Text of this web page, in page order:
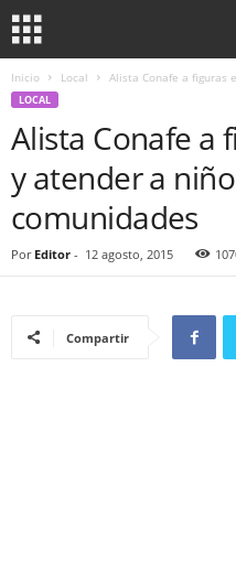
Inicio Local Alista Conafe a figuras
LOCAL
Alista Conafe a
y atender a
comunidades
Por Editor - 12 agosto, 2015
Compartir